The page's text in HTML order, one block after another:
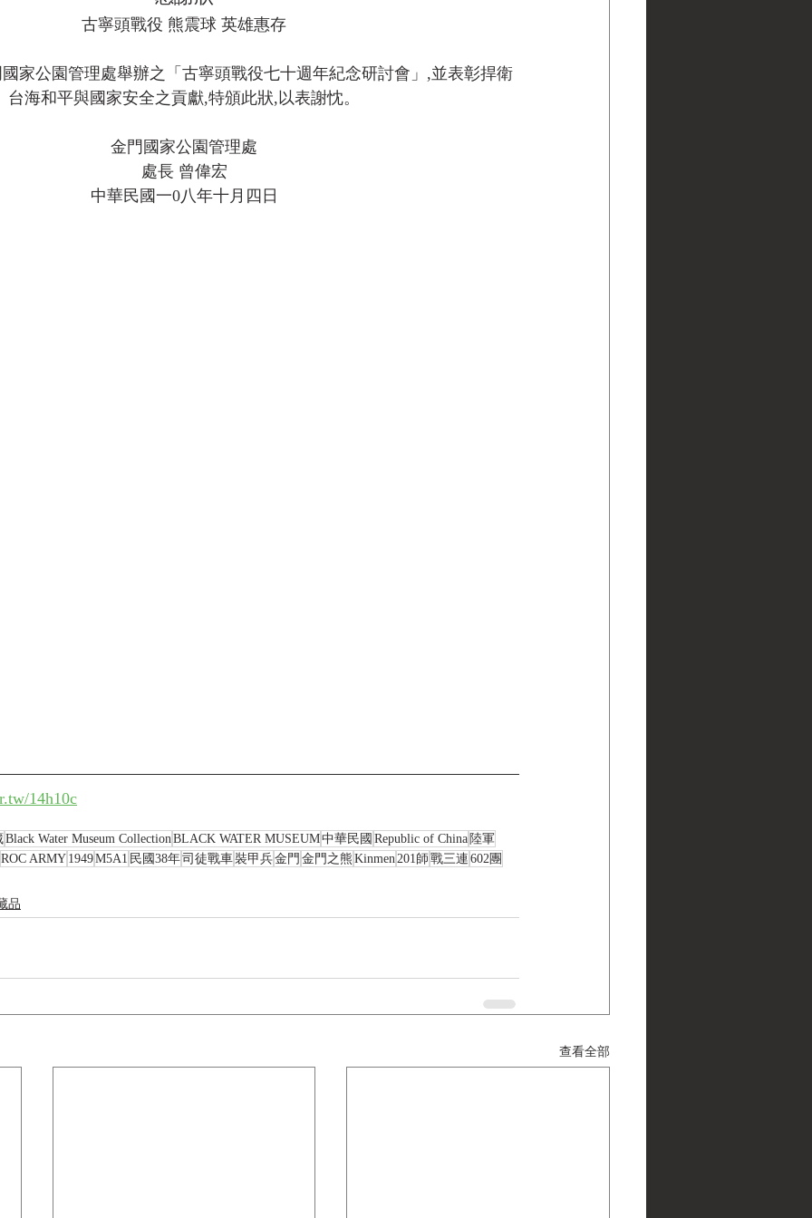
古寧頭戰役 熊震球 英雄惠存
家公園管理處舉辦之「古寧頭戰役七十週年紀念研討會」,並表彰捍衛
台海和平與國家安全之貢獻,特頒此狀,以表謝忱。
金門國家公園管理處
處長 曾偉宏
中華民國一0八年十月四日
14h10c
Black Water Museum CollectionBLACK WATER MUSEUM中華民國 Republic of China 陸軍
ROC ARMY 1949M5A1 民國38年司徒戰車裝甲兵金門 金門之熊 Kinmen201師 戰三連 602團
品
查看全部